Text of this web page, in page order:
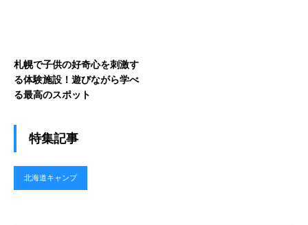
札幌で子供の好奇心を刺激す
る体験施設！遊びながら学べ
る最高のスポット
特集記事
北海道キャンプ